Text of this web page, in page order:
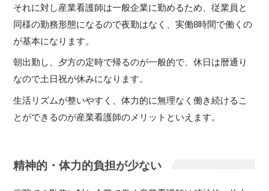
それに対し産業看護師は一般企業に勤めるため、従業員と
同様の勤務形態になるので夜勤はなく、実働8時間で働くの
が基本になります。
朝出勤し、夕方の定時で帰るのが一般的で、休日は暦通り
なので土日祝が休みになります。
生活リズムが整いやすく、体力的に無理なく働き続けるこ
とができるのが産業看護師のメリットといえます。
精神的・体力的負担が少ない